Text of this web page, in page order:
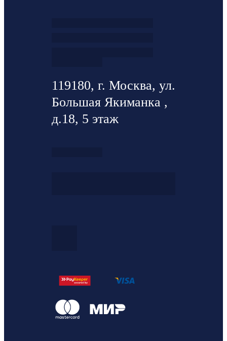
119180, г. Москва, ул.
Большая Якиманка ,
д.18, 5 этаж